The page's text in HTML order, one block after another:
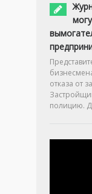
отказа от
полицию.